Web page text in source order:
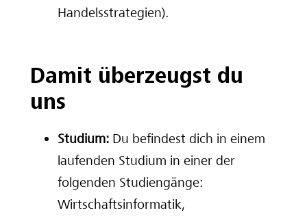
Handelsstrategien).
Damit überzeugst du
uns
Studium: Du befindest dich in einem
laufenden Studium in einer der
folgenden Studiengänge:
Wirtschaftsinformatik,